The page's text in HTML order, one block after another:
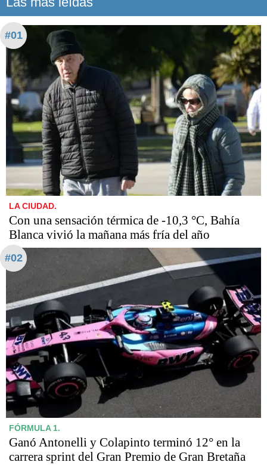
#01
LA CIUDAD.
Con una sensación térmica de -10,3 °C, Bahía
Blanca vivió la mañana más fría del año
#02
FÓRMULA 1.
Ganó Antonelli y Colapinto terminó 12° en la
carrera sprint del Gran Premio de Gran Bretaña